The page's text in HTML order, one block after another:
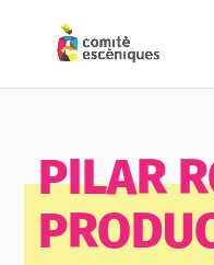
PILAR